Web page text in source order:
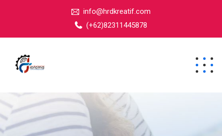
info@hrdkreatif.com
(+62)82311445878